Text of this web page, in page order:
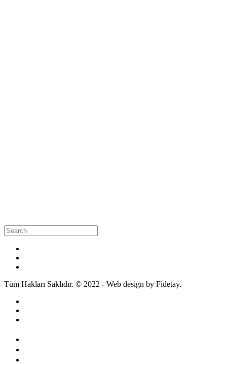
Tüm Hakları Saklıdır. © 2022 - Web design by Fidetay.